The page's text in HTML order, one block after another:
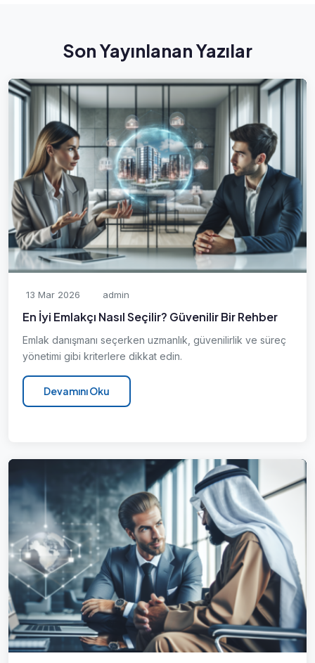
Son Yayınlanan Yazılar
13 Mar 2026 admin
En İyi Emlakçı Nasıl Seçilir? Güvenilir Bir Rehber
Emlak danışmanı seçerken uzmanlık, güvenilirlik ve süreç
yönetimi gibi kriterlere dikkat edin.
Devamını Oku